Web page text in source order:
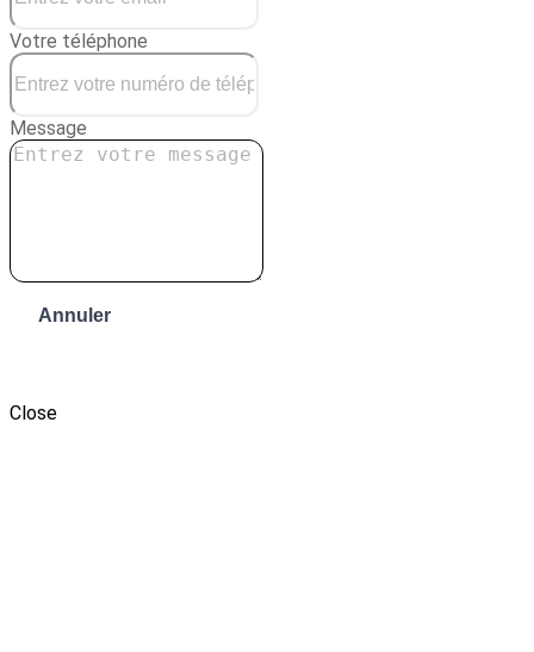
Votre téléphone
Message
Annuler
Close